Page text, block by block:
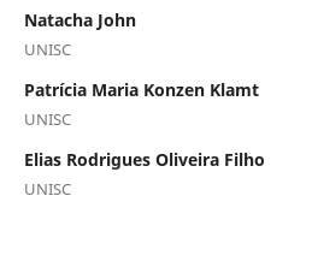
Natacha John
UNISC
Patrícia Maria Konzen Klamt
UNISC
Elias Rodrigues Oliveira Filho
UNISC